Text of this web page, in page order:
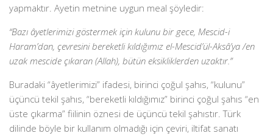
yapmaktır. Ayetin metnine uygun meal şöyledir:
“Bazı âyetlerimizi göstermek için kulunu bir gece, Mescid-i
Haram’dan, çevresini bereketli kıldığımız el-Mescid’ül-Aksâ’ya /en
uzak mescide çıkaran (Allah), bütün eksikliklerden uzaktır.”
Buradaki “âyetlerimizi” ifadesi, birinci çoğul şahıs, “kulunu”
üçüncü tekil şahıs, “bereketli kıldığımız” birinci çoğul şahıs “en
üste çıkarma” fiilinin öznesi de üçüncü tekil şahıstır. Türk
dilinde böyle bir kullanım olmadığı için çeviri, iltifat sanatı